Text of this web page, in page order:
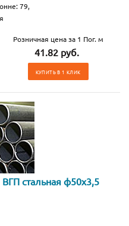
79,
Розничная цена за 1 Пог. м
41.82 руб.
КУПИТЬ В 1 КЛИК
стальная ф50х3,5